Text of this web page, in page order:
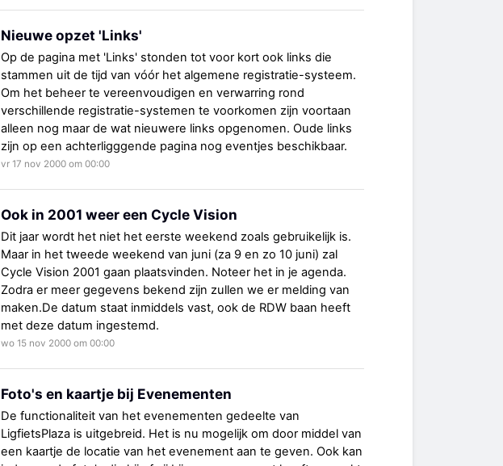
Nieuwe opzet 'Links'
Op de pagina met 'Links' stonden tot voor kort ook links die
stammen uit de tijd van vóór het algemene registratie-systeem.
Om het beheer te vereenvoudigen en verwarring rond
verschillende registratie-systemen te voorkomen zijn voortaan
alleen nog maar de wat nieuwere links opgenomen. Oude links
zijn op een achterligggende pagina nog eventjes beschikbaar.
vr 17 nov 2000 om 00:00
Ook in 2001 weer een Cycle Vision
Dit jaar wordt het niet het eerste weekend zoals gebruikelijk is.
Maar in het tweede weekend van juni (za 9 en zo 10 juni) zal
Cycle Vision 2001 gaan plaatsvinden. Noteer het in je agenda.
Zodra er meer gegevens bekend zijn zullen we er melding van
maken.De datum staat inmiddels vast, ook de RDW baan heeft
met deze datum ingestemd.
wo 15 nov 2000 om 00:00
Foto's en kaartje bij Evenementen
De functionaliteit van het evenementen gedeelte van
LigfietsPlaza is uitgebreid. Het is nu mogelijk om door middel van
een kaartje de locatie van het evenement aan te geven. Ook kan